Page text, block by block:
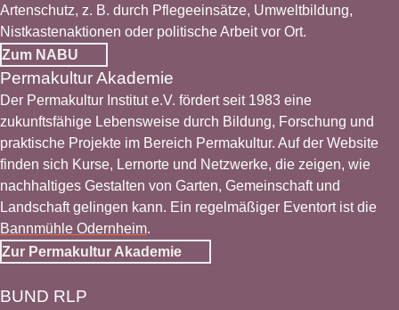
Artenschutz, z. B. durch Pflegeeinsätze, Umweltbildung,
Nistkastenaktionen oder politische Arbeit vor Ort.
Zum NABU
© Permakultur Institut
Permakultur Akademie
Der Permakultur Institut e.V. fördert seit 1983 eine
zukunftsfähige Lebensweise durch Bildung, Forschung und
praktische Projekte im Bereich Permakultur. Auf der Website
finden sich Kurse, Lernorte und Netzwerke, die zeigen, wie
nachhaltiges Gestalten von Garten, Gemeinschaft und
Landschaft gelingen kann. Ein regelmäßiger Eventort ist die
Bannmühle Odernheim.
Zur Permakultur Akademie
© BUND
BUND RLP